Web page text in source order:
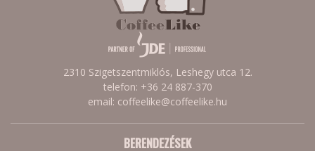
2310 Szigetszentmiklós, Leshegy utca 12.
telefon: +36 24 887-370
email: coffeelike@coffeelike.hu
BERENDEZÉSEK